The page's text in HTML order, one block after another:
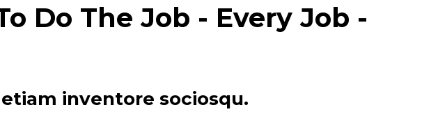
Do The Job - Every Job -
inventore sociosqu.